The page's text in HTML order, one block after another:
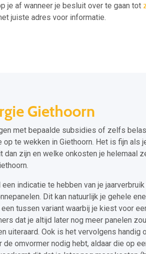
je af wanneer je besluit over te gaan tot
juiste adres voor informatie.
Giethoorn
met bepaalde subsidies of zelfs
te wekken in Giethoorn. Het is fijn als
dan zijn en welke onkosten je helemaal
indicatie te hebben van je
Dit kan natuurlijk je gehele
tussen variant waarbij je kiest voor
dat je altijd later nog meer panelen
uiteraard. Ook is het vervolgens handig
de omvormer nodig hebt, aldaar die op